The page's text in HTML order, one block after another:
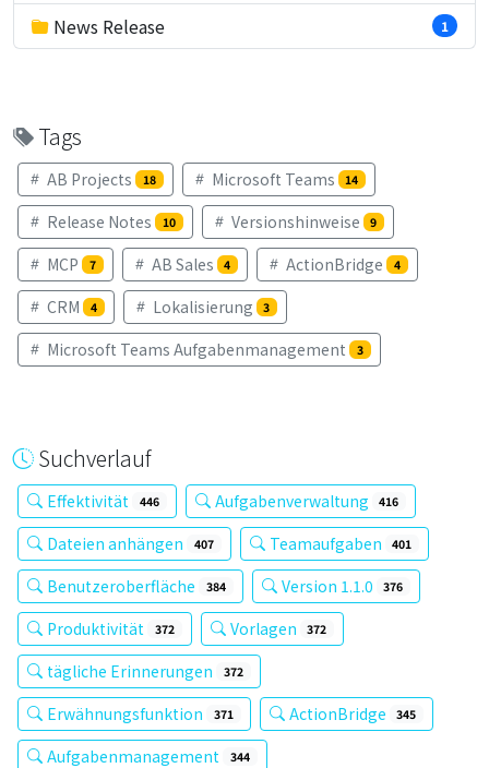
News Release 1
Tags
AB Projects 18 Microsoft Teams 14
Release Notes 10 Versionshinweise 9
MCP 7 AB Sales 4 ActionBridge 4
CRM 4 Lokalisierung 3
Microsoft Teams Aufgabenmanagement 3
Suchverlauf
Effektivität 446 Aufgabenverwaltung 416
Dateien anhängen 407 Teamaufgaben 401
Benutzeroberfläche 384 Version 1.1.0 376
Produktivität 372 Vorlagen 372
tägliche Erinnerungen 372
Erwähnungsfunktion 371 ActionBridge 345
Aufgabenmanagement 344